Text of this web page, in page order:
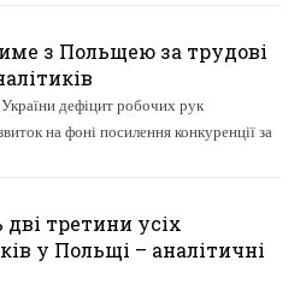
з Польщею за трудові
дефіцит робочих рук
на фоні посилення конкуренції за
дві третини усіх
у Польщі – аналітичні